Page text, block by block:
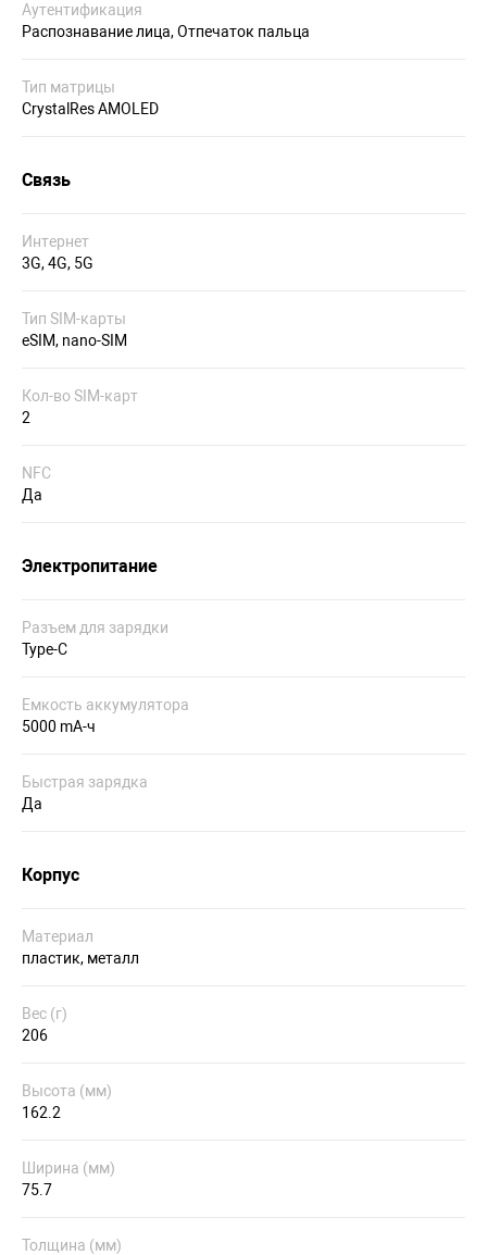
Аутентификация
Распознавание лица, Отпечаток пальца
Тип матрицы
CrystalRes AMOLED
Связь
Интернет
3G, 4G, 5G
Тип SIM-карты
eSIM, nano-SIM
Кол-во SIM-карт
2
NFC
Да
Электропитание
Разъем для зарядки
Type-C
Емкость аккумулятора
5000 mA-ч
Быстрая зарядка
Да
Корпус
Материал
пластик, металл
Вес (г)
206
Высота (мм)
162.2
Ширина (мм)
75.7
Толщина (мм)